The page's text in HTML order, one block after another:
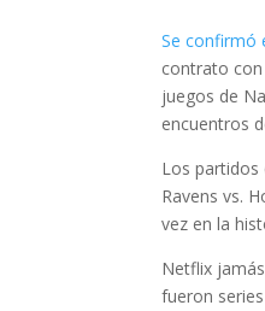
Se confirmó
contrato
juegos de
encuentros
Los partidos
Ravens vs.
vez en la
Netflix
fueron